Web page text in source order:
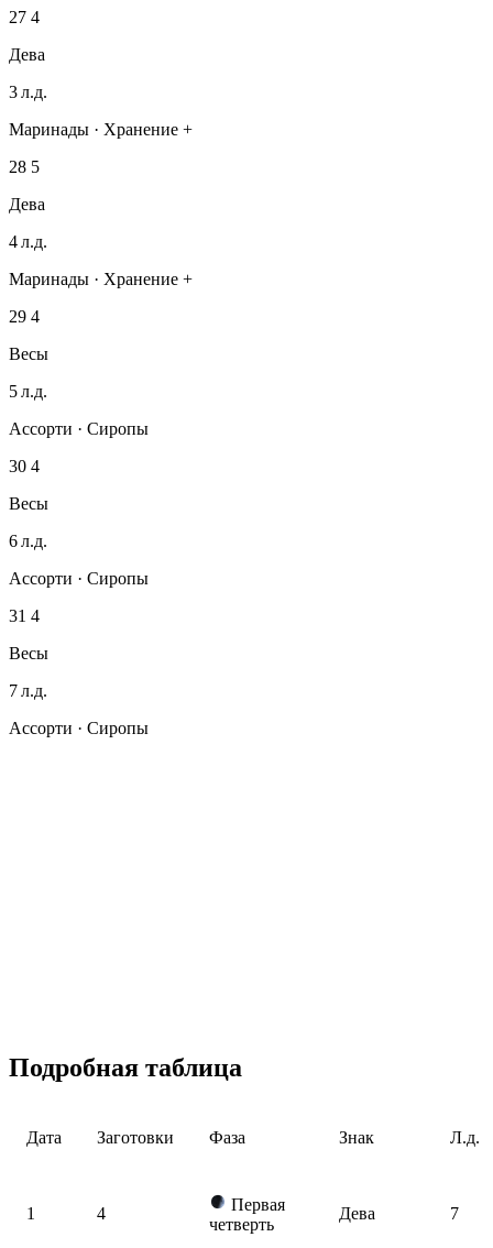
27 4
Дева
3 л.д.
Маринады · Хранение +
28 5
Дева
4 л.д.
Маринады · Хранение +
29 4
Весы
5 л.д.
Ассорти · Сиропы
30 4
Весы
6 л.д.
Ассорти · Сиропы
31 4
Весы
7 л.д.
Ассорти · Сиропы
Подробная таблица
Дата Заготовки Фаза Знак Л.д.
1 4
Первая
четверть
Дева 7